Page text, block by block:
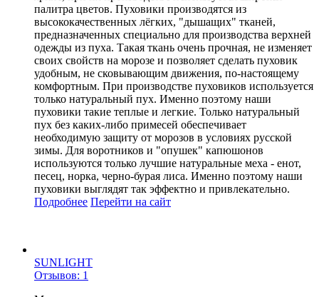
палитра цветов. Пуховики производятся из
высококачественных лёгких, "дышащих" тканей,
предназначенных специально для производства верхней
одежды из пуха. Такая ткань очень прочная, не изменяет
своих свойств на морозе и позволяет сделать пуховик
удобным, не сковывающим движения, по-настоящему
комфортным. При производстве пуховиков используется
только натуральный пух. Именно поэтому наши
пуховики такие теплые и легкие. Только натуральный
пух без каких-либо примесей обеспечивает
необходимую защиту от морозов в условиях русской
зимы. Для воротников и "опушек" капюшонов
используются только лучшие натуральные меха - енот,
песец, норка, черно-бурая лиса. Именно поэтому наши
пуховики выглядят так эффектно и привлекательно.
Подробнее Перейти на сайт
SUNLIGHT
Отзывов: 1